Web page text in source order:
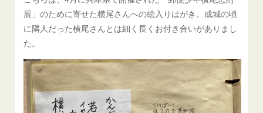
展」のために寄せた横尾さんへの絵入りはがき。成城の頃
に隣人だった横尾さんとは細く長くお付き合いがありまし
た。